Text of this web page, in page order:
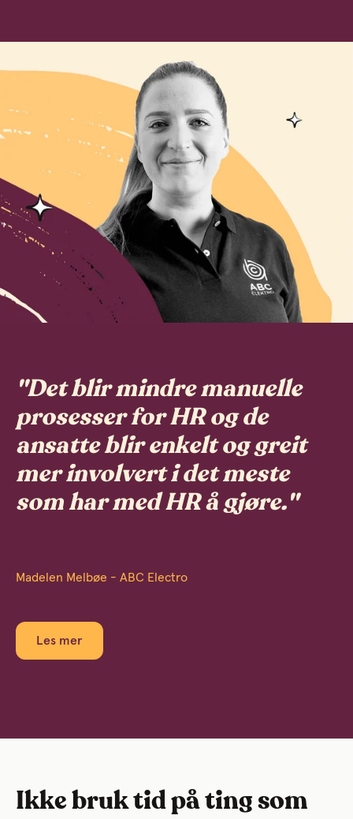
"Det blir mindre manuelle
prosesser for HR og de
ansatte blir enkelt og greit
mer involvert i det meste
som har med HR å gjøre."
Madelen Melbøe - ABC Electro
Les mer
Ikke bruk tid på ting som